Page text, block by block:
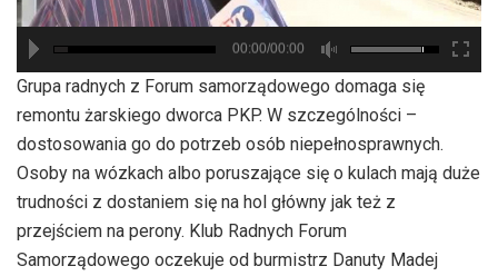
00:00/00:00
Grupa radnych z Forum samorządowego domaga się
remontu żarskiego dworca PKP. W szczególności –
dostosowania go do potrzeb osób niepełnosprawnych.
Osoby na wózkach albo poruszające się o kulach mają duże
trudności z dostaniem się na hol główny jak też z
przejściem na perony. Klub Radnych Forum
Samorządowego oczekuje od burmistrz Danuty Madej